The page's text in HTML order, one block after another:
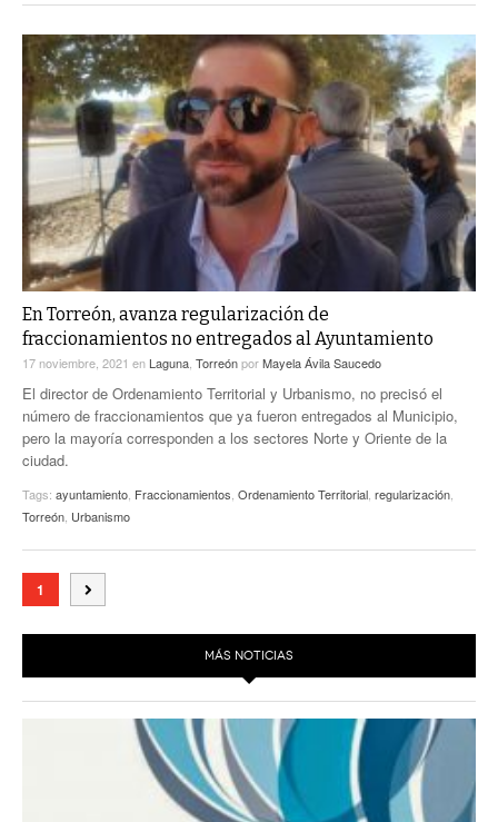
En Torreón, avanza regularización de
fraccionamientos no entregados al Ayuntamiento
17 noviembre, 2021 en Laguna TorreónporMayela Ávila Saucedo
El director de Ordenamiento Territorial y Urbanismo, no precisó el
número de fraccionamientos que ya fueron entregados al Municipio,
pero la mayoría corresponden a los sectores Norte y Oriente de la
ciudad.
Tags: ayuntamiento Fraccionamientos Ordenamiento Territorial regularización
Torreón Urbanismo
1
MÁS NOTICIAS